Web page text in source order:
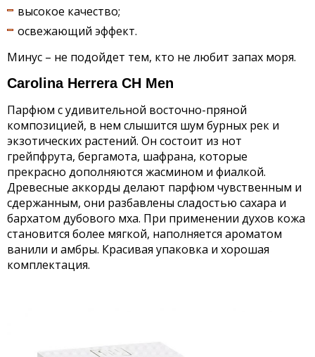
высокое качество;
освежающий эффект.
Минус – не подойдет тем, кто не любит запах моря.
Carolina Herrera CH Men
Парфюм с удивительной восточно-пряной
композицией, в нем слышится шум бурных рек и
экзотических растений. Он состоит из нот
грейпфрута, бергамота, шафрана, которые
прекрасно дополняются жасмином и фиалкой.
Древесные аккорды делают парфюм чувственным и
сдержанным, они разбавлены сладостью сахара и
бархатом дубового мха. При применении духов кожа
становится более мягкой, наполняется ароматом
ванили и амбры. Красивая упаковка и хорошая
комплектация.